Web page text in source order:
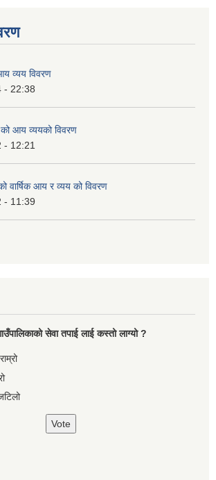
व्यय विवरण
- 22:38
आय व्ययको विवरण
- 12:21
आय र व्यय को विवरण
- 11:39
सेवा तपाई लाई कस्तो लाग्यो ?